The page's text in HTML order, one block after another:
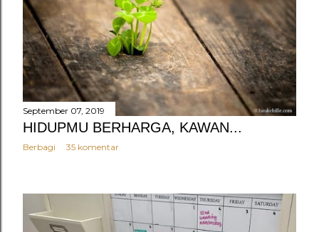
September 07, 2019
HIDUPMU BERHARGA, KAWAN...
Berbagi 35 komentar